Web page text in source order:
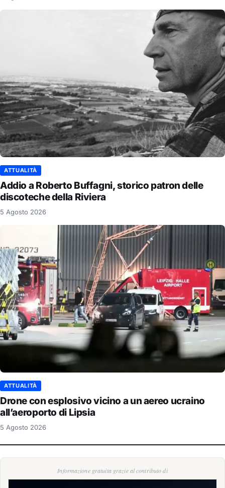
ATTUALITÀ
Addio a Roberto Buffagni, storico patron delle
discoteche della Riviera
5 Agosto 2026
ATTUALITÀ
Drone con esplosivo vicino a un aereo ucraino
all’aeroporto di Lipsia
5 Agosto 2026
Informazione gratuita grazie al contributo di